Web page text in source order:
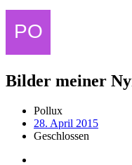
Bilder meiner
Pollux
28. April 2015
Geschlossen